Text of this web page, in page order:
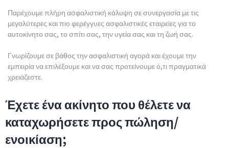
Παρέχουμε πλήρη ασφαλιστική κάλυψη σε συνεργασία με τις
μεγαλύτερες και πιο φερέγγυες ασφαλιστικές εταιρείες για το
αυτοκίνητο σας, το σπίτι σας, την υγεία σας και τη ζωή σας.
Γνωρίζουμε σε βάθος την ασφαλιστική αγορά και έχουμε την
εμπειρία να επιλέξουμε και να σας προτείνουμε ό,τι πραγματικά
χρειάζεστε.
Έχετε ένα ακίνητο που θέλετε να
καταχωρήσετε προς πώληση/
ενοικίαση;